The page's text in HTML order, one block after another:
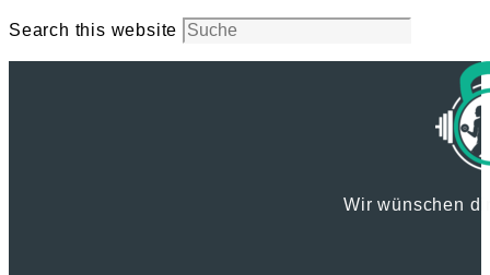
Search this website
Wir wünschen